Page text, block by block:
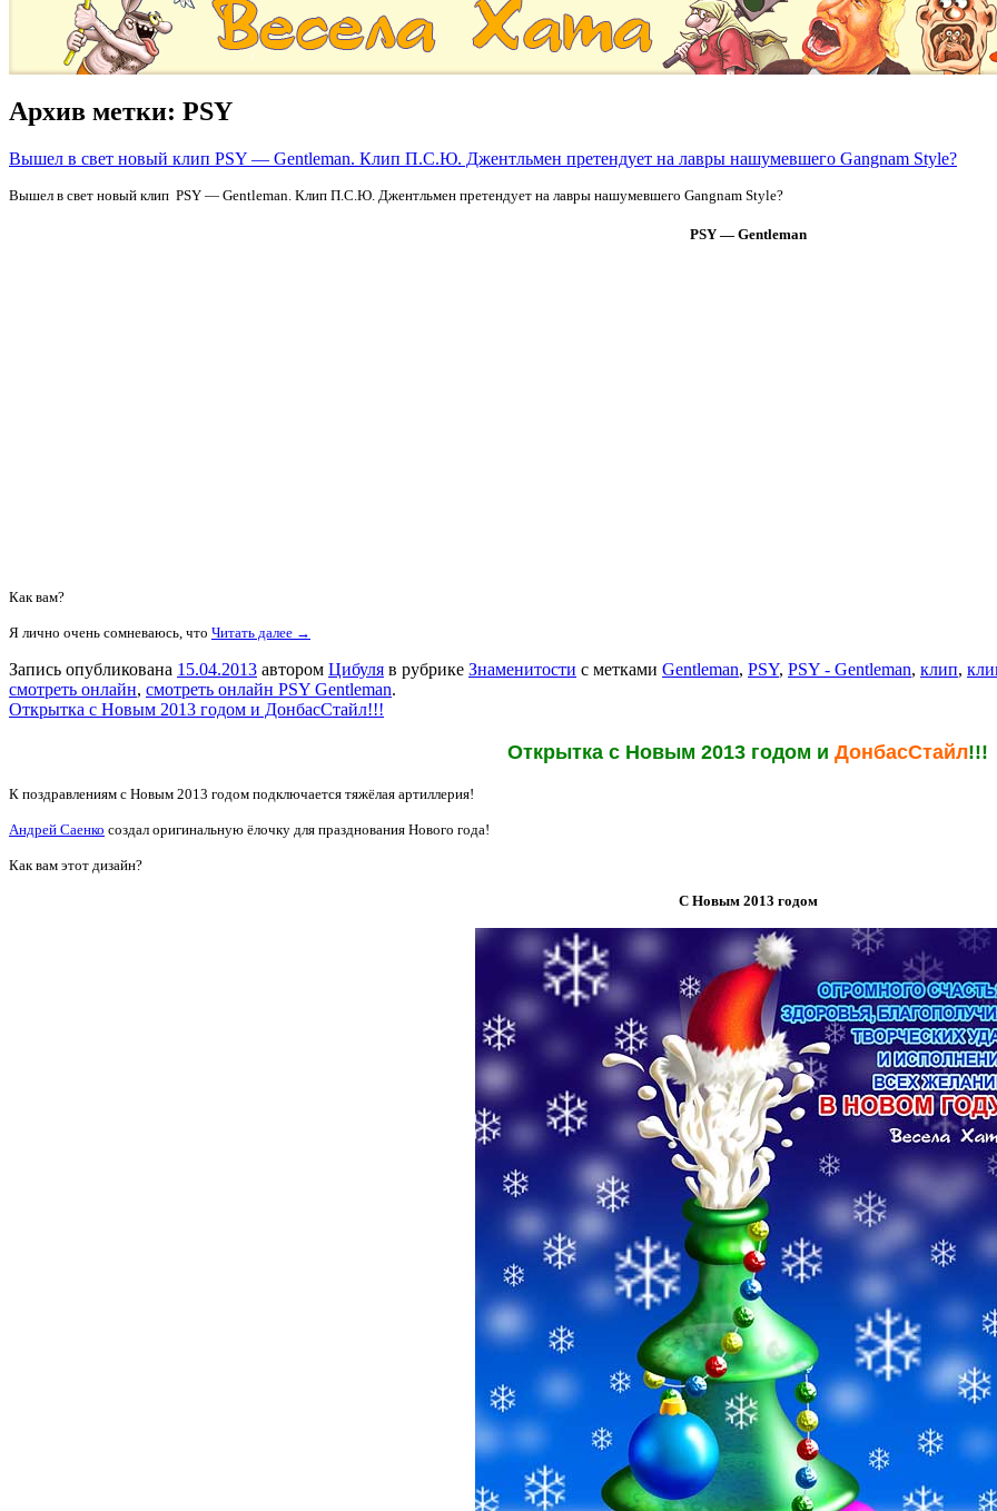
Архив метки: PSY
Вышел в свет новый клип PSY — Gentleman. Клип П.С.Ю. Джентльмен претендует на лавры нашумевшего Gangnam Style?
Вышел в свет новый клип PSY — Gentleman. Клип П.С.Ю. Джентльмен претендует на лавры нашумевшего Gangnam Style?
PSY — Gentleman
Как вам?
Я лично очень сомневаюсь, что Читать далее →
Запись опубликована 15.04.2013 автором Цибуля в рубрике Знаменитости с метками Gentleman, PSY, PSY - Gentleman, клип,
смотреть онлайн, смотреть онлайн PSY Gentleman.
Открытка с Новым 2013 годом и ДонбасСтайл!!!
Открытка с Новым 2013 годом и ДонбасСтайл!!!
К поздравлениям с Новым 2013 годом подключается тяжёлая артиллерия!
Андрей Саенко создал оригинальную ёлочку для празднования Нового года!
Как вам этот дизайн?
С Новым 2013 годом